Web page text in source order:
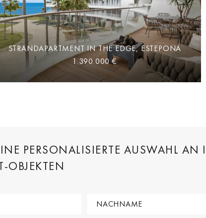
STRANDAPARTMENT IN THE EDGE, ESTEPONA
1.390.000 €
PERSONALISIERTE AUSWAHL